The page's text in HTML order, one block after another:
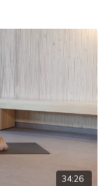
34:26